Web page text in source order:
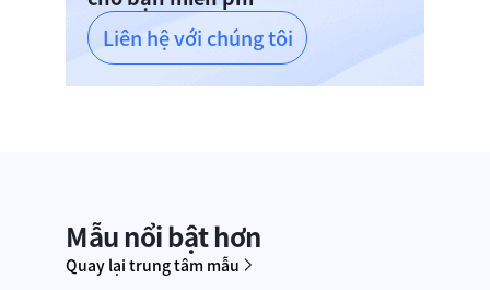
Liên hệ với chúng tôi
Mẫu nổi bật hơn
Quay lại trung tâm mẫu